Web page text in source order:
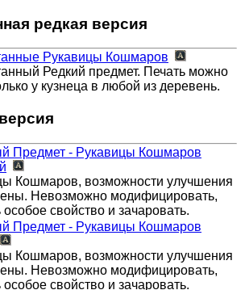
редкая версия
Рукавицы Кошмаров
Редкий предмет. Печать можно
у кузнеца в любой из деревень.
Предмет - Рукавицы Кошмаров
Кошмаров, возможности улучшения
Невозможно модифицировать,
особое свойство и зачаровать.
Предмет - Рукавицы Кошмаров
Кошмаров, возможности улучшения
Невозможно модифицировать,
особое свойство и зачаровать.